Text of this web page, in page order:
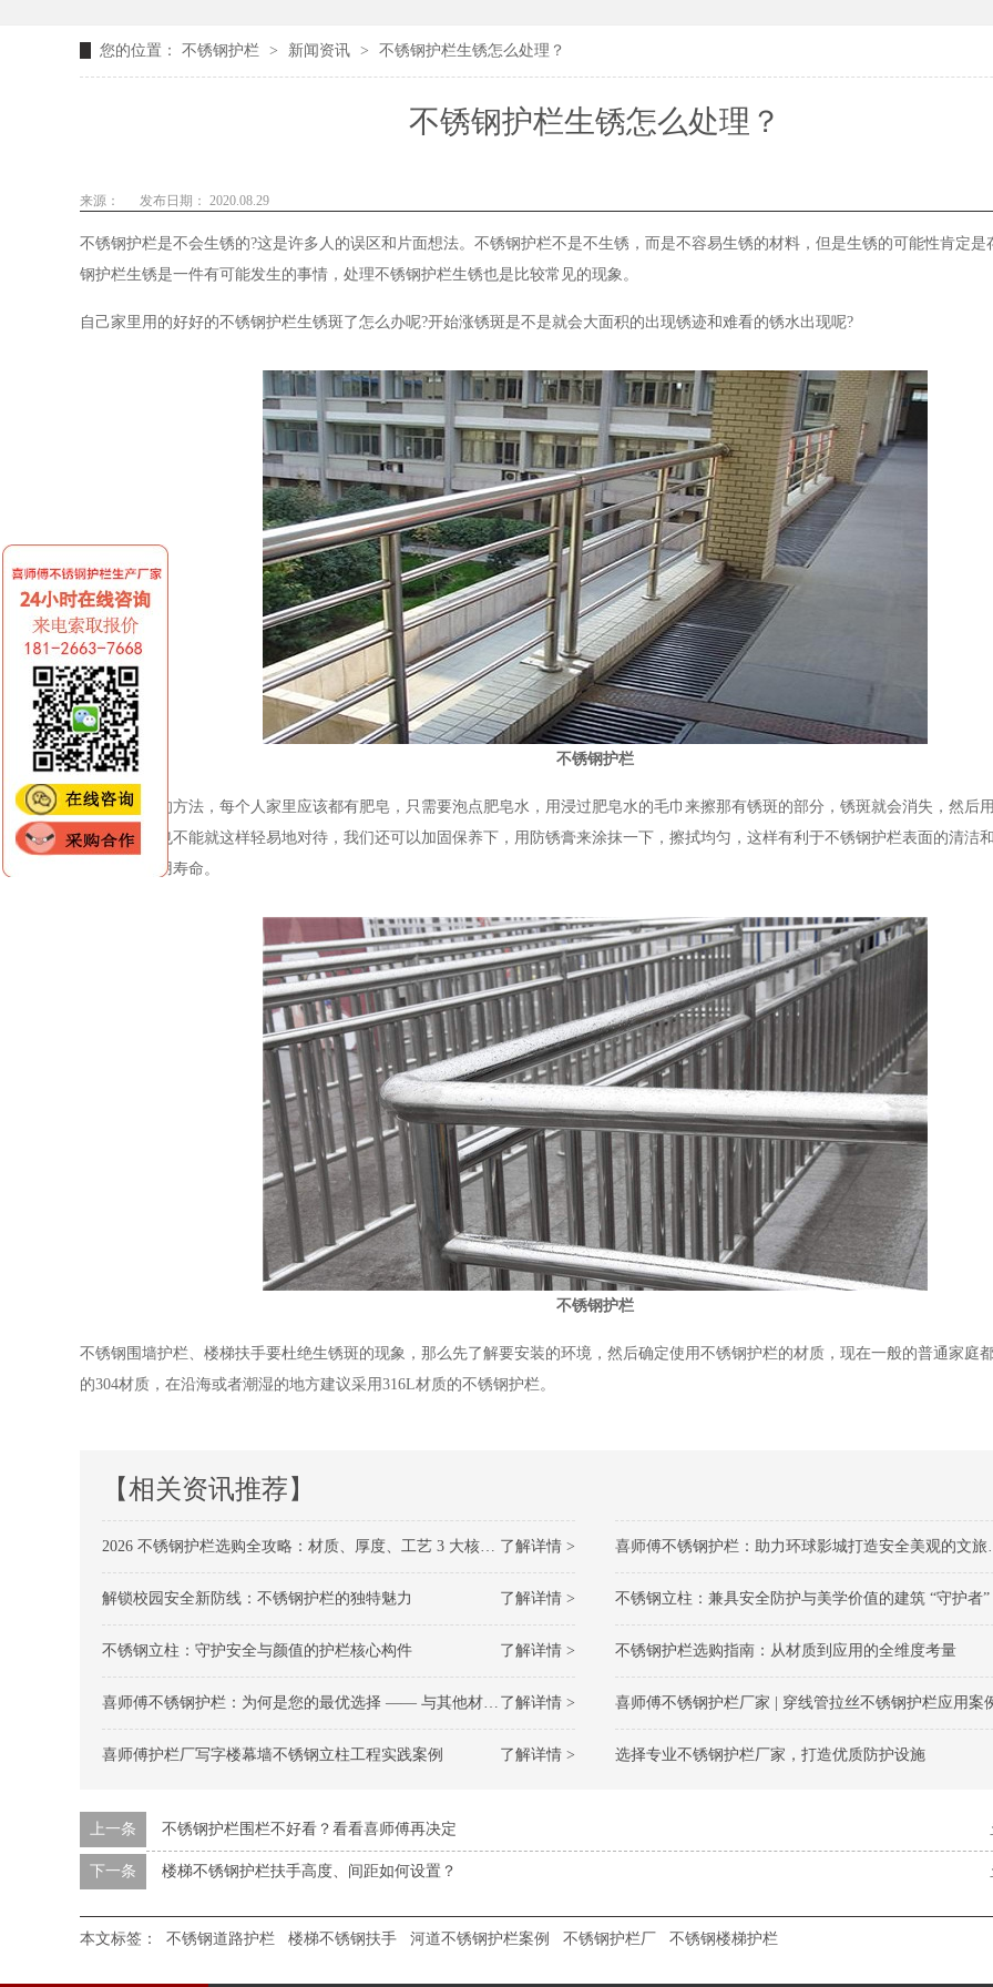
您的位置： 不锈钢护栏 > 新闻资讯 > 不锈钢护栏生锈怎么处理？
不锈钢护栏生锈怎么处理？
来源： 发布日期： 2020.08.29
不锈钢护栏是不会生锈的?这是许多人的误区和片面想法。不锈钢护栏不是不生锈，而是不容易生锈的材料，但是生锈的可能性肯定是
钢护栏生锈是一件有可能发生的事情，处理不锈钢护栏生锈也是比较常见的现象。
自己家里用的好好的不锈钢护栏生锈斑了怎么办呢?开始涨锈斑是不是就会大面积的出现锈迹和难看的锈水出现呢?
不锈钢护栏
有个很简单的方法，每个人家里应该都有肥皂，只需要泡点肥皂水，用浸过肥皂水的毛巾来擦那有锈斑的部分，锈斑就会消失，然后
即可。当然也不能就这样轻易地对待，我们还可以加固保养下，用防锈膏来涂抹一下，擦拭均匀，这样有利于不锈钢护栏表面的清洁
钢护栏的使用寿命。
不锈钢护栏
不锈钢围墙护栏、楼梯扶手要杜绝生锈斑的现象，那么先了解要安装的环境，然后确定使用不锈钢护栏的材质，现在一般的普通家庭
的304材质，在沿海或者潮湿的地方建议采用316L材质的不锈钢护栏。
【相关资讯推荐】
了解详情 >
2026 不锈钢护栏选购全攻略：材质、厚度、工艺 3 大核心维度不踩坑 喜师傅不锈钢护栏：助力环球影城打造安全美观的文旅防护标杆
了解详情 >
解锁校园安全新防线：不锈钢护栏的独特魅力 不锈钢立柱：兼具安全防护与美学价值的建筑 “守护者”
了解详情 >
不锈钢立柱：守护安全与颜值的护栏核心构件 不锈钢护栏选购指南：从材质到应用的全维度考量​
了解详情 >
喜师傅不锈钢护栏：为何是您的最优选择 —— 与其他材质护栏的全面对比 喜师傅不锈钢护栏厂家 | 穿线管拉丝不锈钢护栏应用案
了解详情 >
喜师傅护栏厂写字楼幕墙不锈钢立柱工程实践案例 选择专业不锈钢护栏厂家，打造优质防护设施
上一条 不锈钢护栏围栏不好看？看看喜师傅再决定
下一条 楼梯不锈钢护栏扶手高度、间距如何设置？
本文标签： 不锈钢道路护栏 楼梯不锈钢扶手 河道不锈钢护栏案例 不锈钢护栏厂 不锈钢楼梯护栏